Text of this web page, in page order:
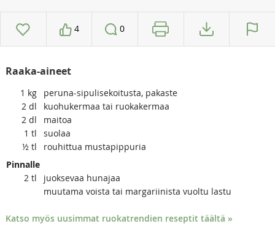
4 0
Raaka-aineet
1 kg
peruna-sipulisekoitusta, pakaste
2 dl
kuohukermaa tai ruokakermaa
2 dl
maitoa
1 tl
suolaa
½ tl
rouhittua mustapippuria
Pinnalle
2 tl
juoksevaa hunajaa
muutama voista tai margariinista vuoltu lastu
Katso myös uusimmat ruokatrendien reseptit täältä »